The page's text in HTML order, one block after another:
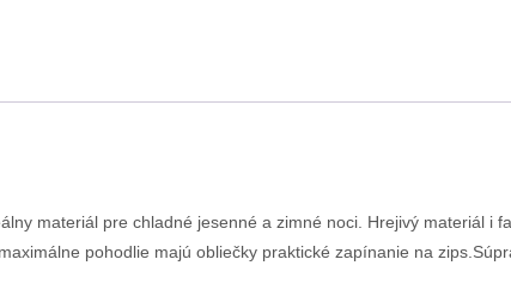
materiál pre chladné jesenné a zimné noci. Hrejivý materiál i
pohodlie majú obliečky praktické zapínanie na